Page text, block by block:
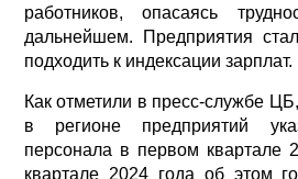
работников, опасаясь
дальнейшем. Предприятия
подходить к индексации зарплат.
Как отметили в пресс-службе
в регионе предприятий
персонала в первом квартале
квартале 2024 года об этом